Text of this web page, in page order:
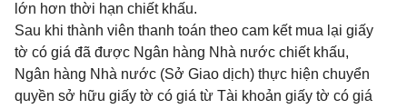
lớn hơn thời hạn chiết khấu.
Sau khi thành viên thanh toán theo cam kết mua lại giấy
tờ có giá đã được Ngân hàng Nhà nước chiết khấu,
Ngân hàng Nhà nước (Sở Giao dịch) thực hiện chuyển
quyền sở hữu giấy tờ có giá từ Tài khoản giấy tờ có giá